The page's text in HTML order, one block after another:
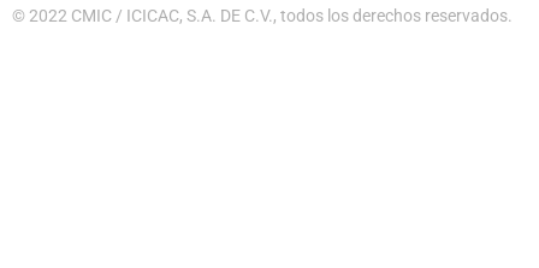
© 2022 CMIC / ICICAC, S.A. DE C.V., todos los derechos reservados.